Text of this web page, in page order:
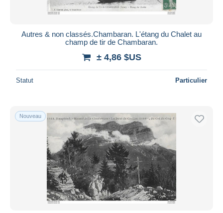
Autres & non classés.Chambaran. L'étang du Chalet au
champ de tir de Chambaran.
± 4,86 $US
Statut Particulier
Nouveau